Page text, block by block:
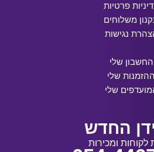
פרטיות
משלוחים
נגישות
החשבון שלי
ההזמנות שלי
שלי
החדש
לקוחות ומכירות